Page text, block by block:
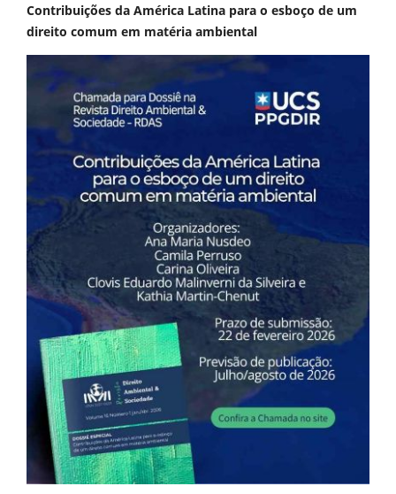
Contribuições da América Latina para o esboço de um
direito comum em matéria ambiental